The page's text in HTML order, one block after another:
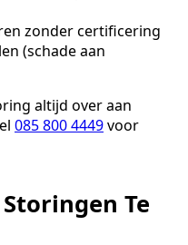
zonder certificering
(schade aan
altijd over aan
085 800 4449voor
Te